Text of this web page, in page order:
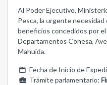
Al Poder Ejecutivo,
Pesca, la urgente
beneficios concedidos por
Departamentos Conesa,
Mahuida.
Fecha de Inicio de
Trámite parlamentario: